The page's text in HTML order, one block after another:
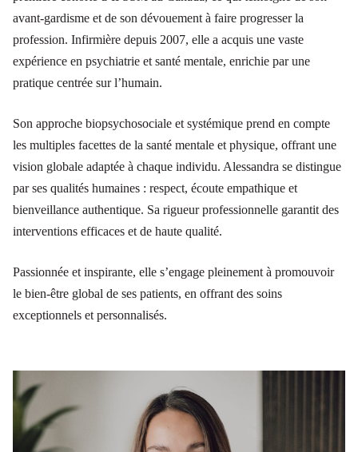
avant-gardisme et de son dévouement à faire progresser la
profession. Infirmière depuis 2007, elle a acquis une vaste
expérience en psychiatrie et santé mentale, enrichie par une
pratique centrée sur l’humain.
Son approche biopsychosociale et systémique prend en compte
les multiples facettes de la santé mentale et physique, offrant une
vision globale adaptée à chaque individu. Alessandra se distingue
par ses qualités humaines : respect, écoute empathique et
bienveillance authentique. Sa rigueur professionnelle garantit des
interventions efficaces et de haute qualité.
Passionnée et inspirante, elle s’engage pleinement à promouvoir
le bien-être global de ses patients, en offrant des soins
exceptionnels et personnalisés.